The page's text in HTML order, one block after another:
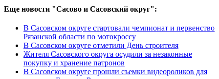
Еще новости "Сасово и Сасовский округ":
В Сасовском округе стартовали чемпионат и первенство
Рязанской области по мотокроссу
В Сасовском округе отметили День строителя
Жителя Сасовского округа осудили за незаконные
покупку и хранение патронов
В Сасовском округе прошли съемки видеороликов для